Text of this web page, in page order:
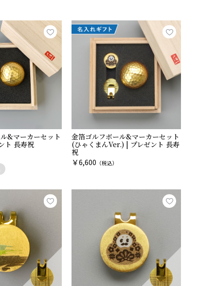
&マーカーセット
ト 長寿祝
金箔ゴルフボール&マーカーセット
(ひゃくまんVer.) | プレゼント 長寿
祝
￥6,600 （税込）